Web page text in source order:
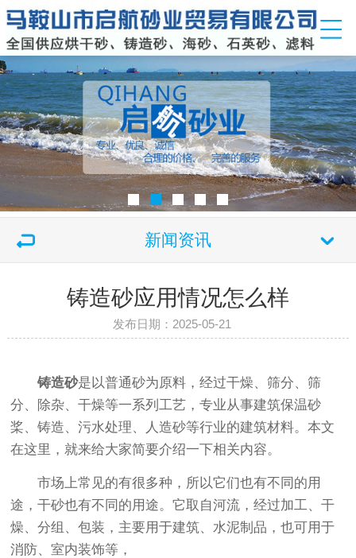
新闻资讯
铸造砂应用情况怎么样
发布日期：2025-05-21
铸造砂是以普通砂为原料，经过干燥、筛分、筛
分、除杂、干燥等一系列工艺，专业从事建筑保温砂
桨、铸造、污水处理、人造砂等行业的建筑材料。本文
在这里，就来给大家简要介绍一下相关内容。
市场上常见的有很多种，所以它们也有不同的用
途，干砂也有不同的用途。它取自河流，经过加工、干
燥、分组、包装，主要用于建筑、水泥制品，也可用于
消防、室内装饰等，